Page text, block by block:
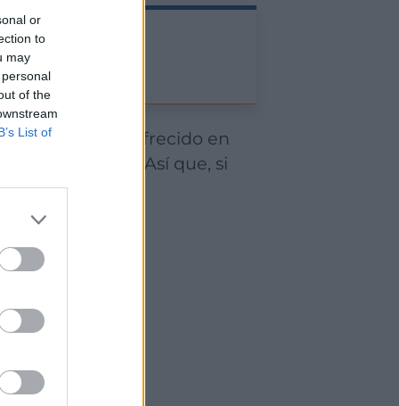
or
to
may
of the
List of
lo necesites. Así que, si
un taxi: